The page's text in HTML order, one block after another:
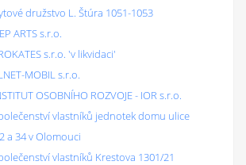
družstvo L. Štúra 1051-1053
ARTS s.r.o.
s.r.o. 'v likvidaci'
MOBIL s.r.o.
OSOBNÍHO ROZVOJE - IOR s.r.o.
vlastníků jednotek domu ulice
a 34 v Olomouci
vlastníků Krestova 1301/21